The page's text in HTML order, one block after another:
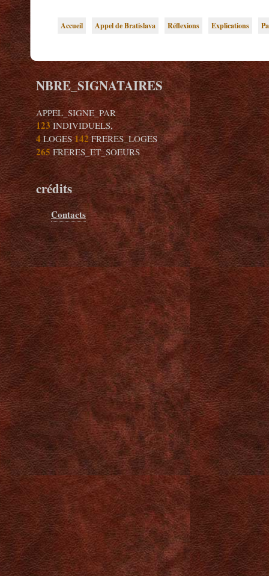
Accueil Appel de Bratislava Réflexions Explications
NBRE_SIGNATAIRES
APPEL_SIGNE_PAR
123INDIVIDUELS,
4LOGES142FRERES_LOGES
265FRERES_ET_SOEURS
crédits
Contacts